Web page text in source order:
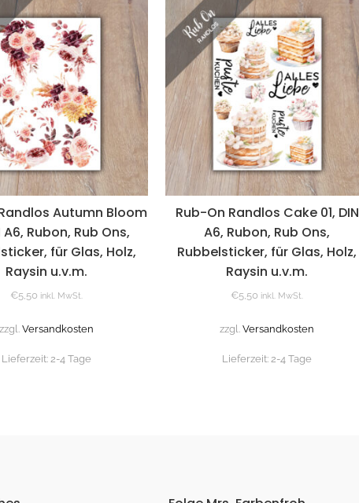
Autumn Bloom
A6, Rubon, Rub Ons,
für Glas, Holz,
Raysin u.v.m.
€5,50 inkl. MwSt.
zzgl. Versandkosten
Lieferzeit: 2-4 Tage
Rub-On Randlos Cake 01, DIN
A6, Rubon, Rub Ons,
Rubbelsticker, für Glas, Holz,
Raysin u.v.m.
€5,50 inkl. MwSt.
zzgl.Versandkosten
Lieferzeit: 2-4 Tage